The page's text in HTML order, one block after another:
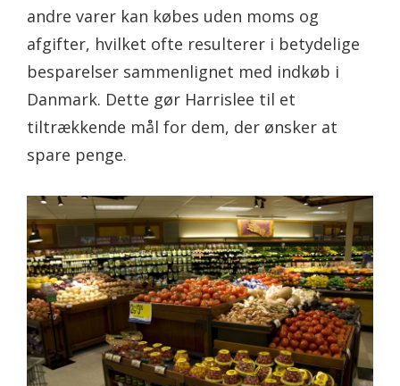
andre varer kan købes uden moms og
afgifter, hvilket ofte resulterer i betydelige
besparelser sammenlignet med indkøb i
Danmark. Dette gør Harrislee til et
tiltrækkende mål for dem, der ønsker at
spare penge.